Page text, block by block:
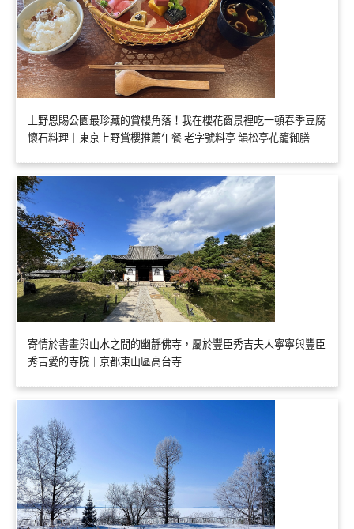
上野恩賜公園最珍藏的賞櫻角落！我在櫻花窗景裡吃一頓春季豆腐
懷石料理｜東京上野賞櫻推薦午餐 老字號料亭 韻松亭花籠御膳
寄情於書畫與山水之間的幽靜佛寺，屬於豐臣秀吉夫人寧寧與豐臣
秀吉愛的寺院｜京都東山區高台寺